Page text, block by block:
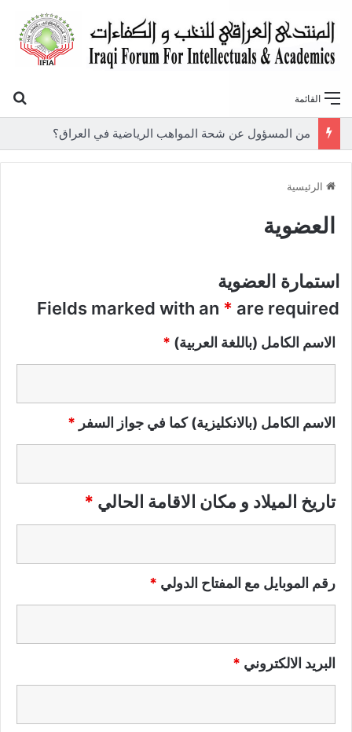
القائمة
من المسؤول عن شحة المواهب الرياضية في العراق؟
الرئيسية
العضوية
استمارة العضوية
Fields marked with an * are required
الاسم الكامل (باللغة العربية) *
الاسم الكامل (بالانكليزية) كما في جواز السفر *
تاريخ الميلاد و مكان الاقامة الحالي *
رقم الموبايل مع المفتاح الدولي *
البريد الالكتروني *